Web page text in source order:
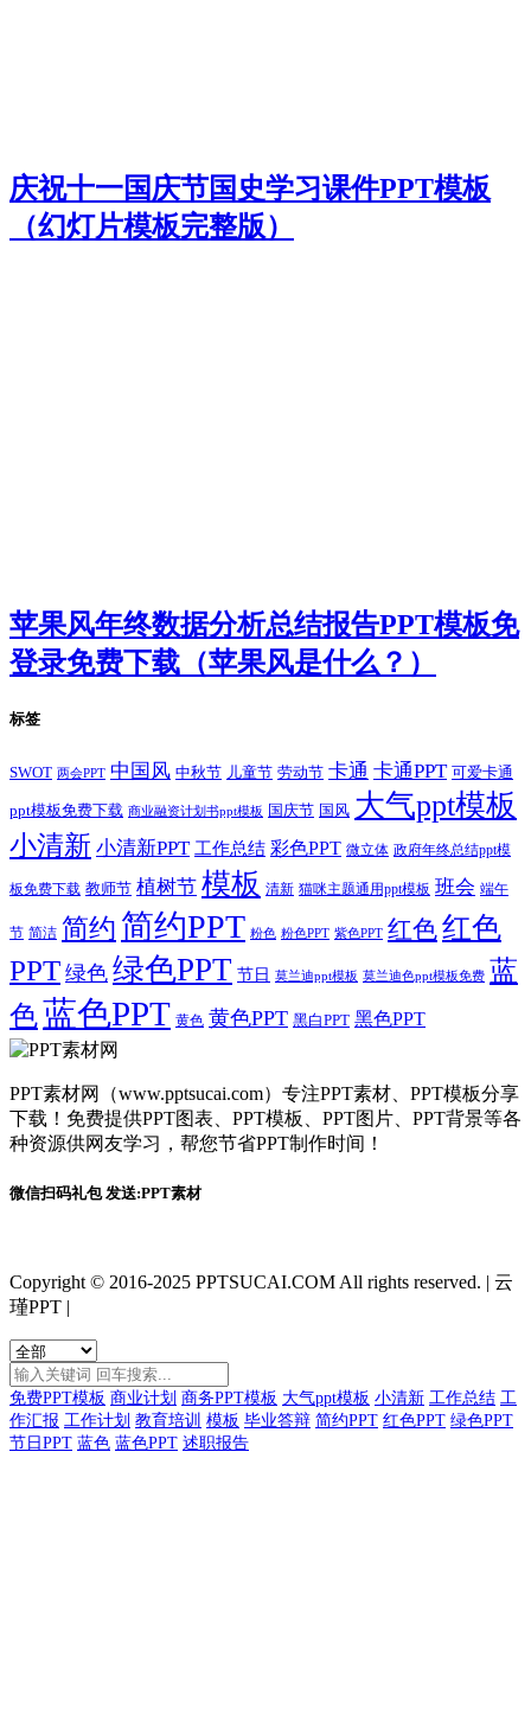
庆祝十一国庆节国史学习课件PPT模板
（幻灯片模板完整版）
苹果风年终数据分析总结报告PPT模板免
登录免费下载（苹果风是什么？）
标签
SWOT 两会PPT 中国风 中秋节 儿童节 劳动节 卡通 卡通PPT 可爱卡通
ppt模板免费下载 商业融资计划书ppt模板 国庆节 国风 大气ppt模板
小清新 小清新PPT 工作总结 彩色PPT 微立体 政府年终总结ppt模
板免费下载 教师节 植树节 模板 清新 猫咪主题通用ppt模板 班会 端午
节 简洁 简约 简约PPT 粉色 粉色PPT 紫色PPT 红色红色
PPT 绿色 绿色PPT 节日 莫兰迪ppt模板 莫兰迪色ppt模板免费 蓝
色蓝色PPT 黄色 黄色PPT 黑白PPT 黑色PPT
PPT素材网（www.pptsucai.com）专注PPT素材、PPT模板分享
下载！免费提供PPT图表、PPT模板、PPT图片、PPT背景等各
种资源供网友学习，帮您节省PPT制作时间！
微信扫码礼包 发送:PPT素材
Copyright © 2016-2025 PPTSUCAI.COM All rights reserved. | 云
瑾PPT |
免费PPT模板 商业计划 商务PPT模板 大气ppt模板 小清新 工作总结 工
作汇报 工作计划 教育培训 模板 毕业答辩 简约PPT 红色PPT 绿色PPT
节日PPT 蓝色 蓝色PPT 述职报告